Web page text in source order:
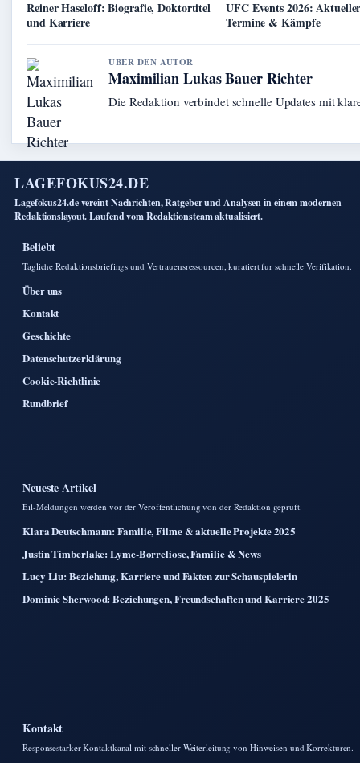
Reiner Haseloff: Biografie, Doktortitel
und Karriere
UFC Events 2026:
Termine & Kämpfe
UBER DEN AUTOR
Maximilian Lukas Bauer Richter
Die Redaktion verbindet schnelle Updates mit
LAGEFOKUS24.DE
Lagefokus24.de vereint Nachrichten, Ratgeber und Analysen in einem modernen
Redaktionslayout. Laufend vom Redaktionsteam aktualisiert.
Beliebt
Tagliche Redaktionsbriefings und Vertrauensressourcen, kuratiert fur schnelle Verifikation.
Über uns
Kontakt
Geschichte
Datenschutzerklärung
Cookie-Richtlinie
Rundbrief
Neueste Artikel
Eil-Meldungen werden vor der Veroffentlichung von der Redaktion gepruft.
Klara Deutschmann: Familie, Filme & aktuelle Projekte 2025
Justin Timberlake: Lyme-Borreliose, Familie & News
Lucy Liu: Beziehung, Karriere und Fakten zur Schauspielerin
Dominic Sherwood: Beziehungen, Freundschaften und Karriere 2025
Kontakt
Responsestarker Kontaktkanal mit schneller Weiterleitung von Hinweisen und Korrekturen.